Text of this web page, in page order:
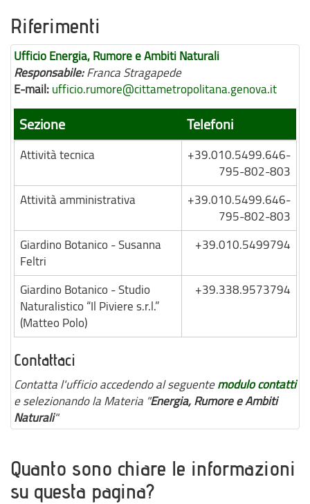
Riferimenti
Ufficio Energia, Rumore e Ambiti Naturali
Responsabile:Franca Stragapede
E-mail: ufficio.rumore@cittametropolitana.genova.it
Sezione Telefoni
Attività tecnica
+39.010.5499.646-
795-802-803
Attività amministrativa
+39.010.5499.646-
795-802-803
Giardino Botanico - Susanna
Feltri
+39.010.5499794
Giardino Botanico - Studio
Naturalistico “Il Piviere s.r.l.”
(Matteo Polo)
+39.338.9573794
Contattaci
Contatta l'ufficio accedendo al seguentemodulo contatti
e selezionando la Materia "Energia, Rumore e Ambiti
Naturali"
Quanto sono chiare le informazioni
su questa pagina?